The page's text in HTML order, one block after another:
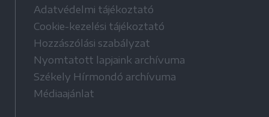
Adatvédelmi tájékoztató
Cookie-kezelési tájékoztató
Hozzászólási szabályzat
Nyomtatott lapjaink archívuma
Székely Hírmondó archívuma
Médiaajánlat